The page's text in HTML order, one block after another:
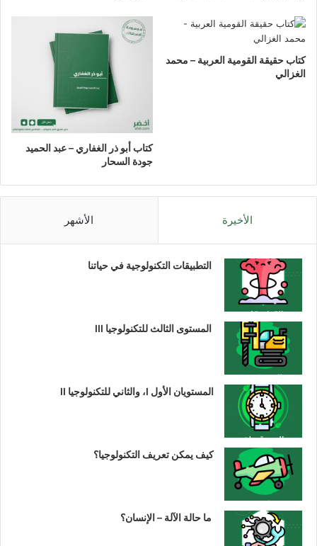
كتاب حقيقة القومية العربية – محمد
الغزالي
كتاب أبو ذر الغفاري – عبد الحميد
جودة السحار
الأخيرة الأشهر
التطبيقات التكنولوجية في حياتنا
المستوى الثالث للتكنولوجيا III
المستويان الأول I، والثاني للتكنولوجيا II
كيف يمكن تعريف التكنولوجيا؟
ما حالة الآلة – الإنسان؟